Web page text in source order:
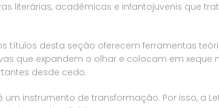
literárias, acadêmicas e infantojuvenis que
títulos desta seção oferecem ferramentas
que expandem o olhar e colocam em
desde cedo.
instrumento de transformação. Por isso, a